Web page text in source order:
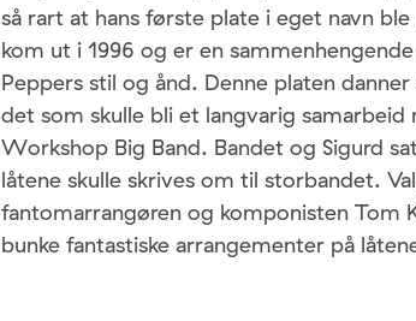
så rart at hans første plate i eget navn
kom ut i 1996 og er en
Peppers stil og ånd. Denne platen
det som skulle bli et langvarig
Workshop Big Band. Bandet og Sigurd
låtene skulle skrives om til storbandet.
fantomarrangøren og komponisten Tom
bunke fantastiske arrangementer på